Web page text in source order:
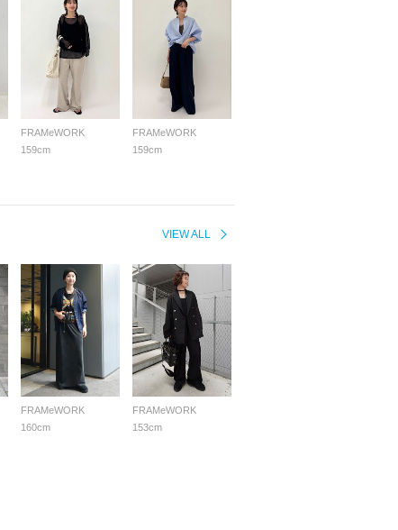
FRAMeWORK
159cm
FRAMeWORK
159cm
VIEW ALL
FRAMeWORK
160cm
FRAMeWORK
153cm